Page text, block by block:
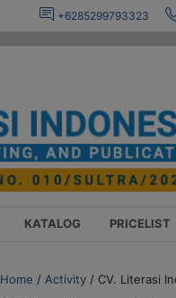
+6285299793323
KATALOG PRICELIST
Home / Activity / CV. Literasi